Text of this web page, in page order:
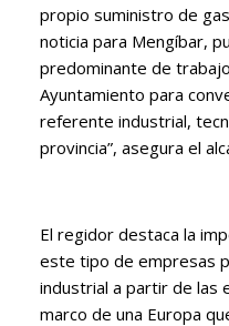
propio suministro de
noticia para Mengíbar,
predominante de
Ayuntamiento para
referente industrial,
provincia”, asegura el
El regidor destaca la
este tipo de empresas
industrial a partir de las
marco de una Europa